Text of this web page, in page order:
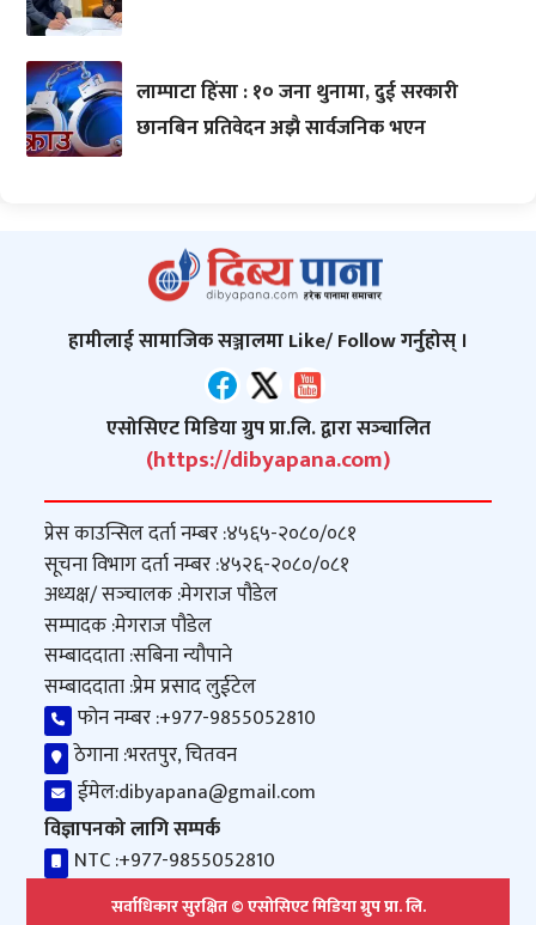
लाम्पाटा हिंसा : १० जना थुनामा, दुई सरकारी
छानबिन प्रतिवेदन अझै सार्वजनिक भएन
हामीलाई सामाजिक सञ्जालमा Like/ Follow गर्नुहोस् ।
एसोसिएट मिडिया ग्रुप प्रा.लि. द्वारा सञ्‍चालित
(https://dibyapana.com)
प्रेस काउन्सिल दर्ता नम्बर :४५६५-२०८०/०८१
सूचना विभाग दर्ता नम्बर :४५२६-२०८०/०८१
अध्यक्ष/ सञ्‍चालक :मेगराज पौडेल
सम्पादक :मेगराज पौडेल
सम्बाददाता :सबिना न्यौपाने
सम्बाददाता :प्रेम प्रसाद लुईटेल
फोन नम्बर :+977-9855052810
ठेगाना :भरतपुर, चितवन
ईमेल:dibyapana@gmail.com
विज्ञापनको लागि सम्पर्क
NTC :+977-9855052810
सर्वाधिकार सुरक्षित © एसोसिएट मिडिया ग्रुप प्रा. लि.